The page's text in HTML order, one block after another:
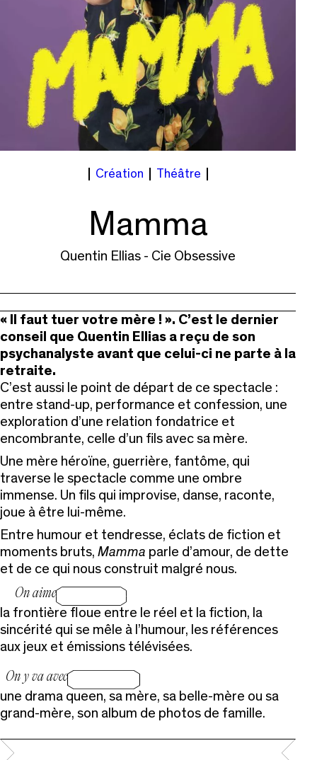
Création Théâtre
Mamma
Quentin Ellias - Cie Obsessive
« Il faut tuer votre mère ! ». C’est le dernier
conseil que Quentin Ellias a reçu de son
psychanalyste avant que celui-ci ne parte à la
retraite.
C’est aussi le point de départ de ce spectacle :
entre stand-up, performance et confession, une
exploration d’une relation fondatrice et
encombrante, celle d’un fils avec sa mère.
Une mère héroïne, guerrière, fantôme, qui
traverse le spectacle comme une ombre
immense. Un fils qui improvise, danse, raconte,
joue à être lui-même.
Entre humour et tendresse, éclats de fiction et
moments bruts, Mamma parle d’amour, de dette
et de ce qui nous construit malgré nous.
On aime
la frontière floue entre le réel et la fiction, la
sincérité qui se mêle à l’humour, les références
aux jeux et émissions télévisées.
On y va avec
une drama queen, sa mère, sa belle-mère ou sa
grand-mère, son album de photos de famille.